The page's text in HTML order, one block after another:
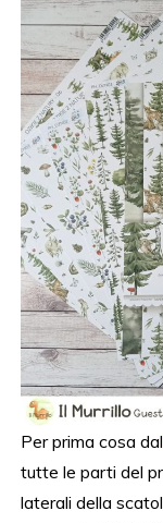
Per prima cosa
tutte le parti del
laterali della